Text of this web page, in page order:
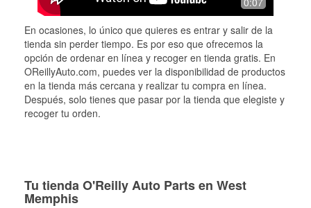
En ocasiones, lo único que quieres es entrar y salir de la
tienda sin perder tiempo. Es por eso que ofrecemos la
opción de ordenar en línea y recoger en tienda gratis. En
OReillyAuto.com, puedes ver la disponibilidad de productos
en la tienda más cercana y realizar tu compra en línea.
Después, solo tienes que pasar por la tienda que elegiste y
recoger tu orden.
Tu tienda O'Reilly Auto Parts en West
Memphis